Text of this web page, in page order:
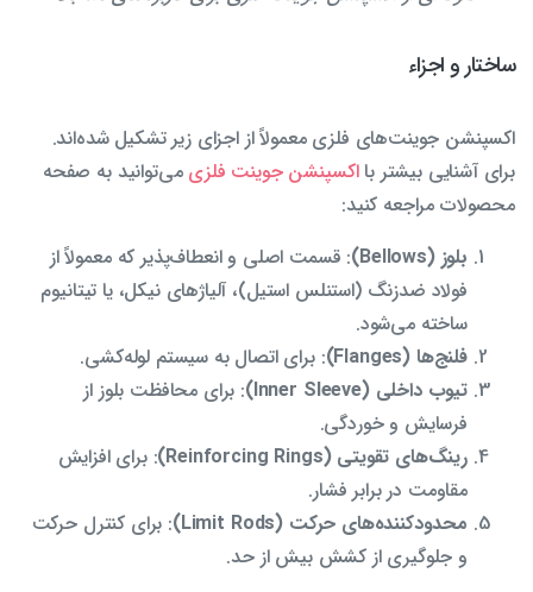
ساختار و اجزاء
اکسپنشن جوینت‌های فلزی معمولاً از اجزای زیر تشکیل شده‌اند.
برای آشنایی بیشتر بااکسپنشن جوینت فلزی می‌توانید به صفحه
محصولات مراجعه کنید:
بلوز (Bellows)
: قسمت اصلی و انعطاف‌پذیر که معمولاً از
فولاد ضدزنگ (استنلس استیل)، آلیاژهای نیکل، یا تیتانیوم
ساخته می‌شود.
فلنج‌ها (Flanges)
: برای اتصال به سیستم لوله‌کشی.
تیوب داخلی (Inner Sleeve)
: برای محافظت بلوز از
فرسایش و خوردگی.
رینگ‌های تقویتی (Reinforcing Rings)
: برای افزایش
مقاومت در برابر فشار.
محدودکننده‌های حرکت (Limit Rods)
: برای کنترل حرکت
و جلوگیری از کشش بیش از حد.